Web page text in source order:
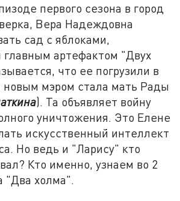
первого сезона в город
Вера Надеждовна
сад с яблоками,
артефактом "Двух
что ее погрузили в
новым мэром стала мать Рады
). Та объявляет войну
уничтожения. Это Елене
искусственный интеллект
Но ведь и "Ларису" кто
Кто именно, узнаем во 2
"Два холма".